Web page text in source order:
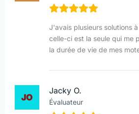
J'avais plusieurs solutions
celle-ci est la seule qui me
la durée de vie de mes
Jacky O.
Évaluateur